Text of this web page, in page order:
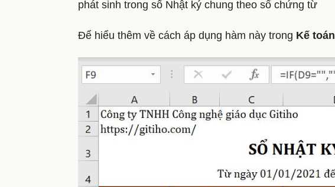
phát sinh trong sổ Nhật ký chung theo số chứng từ
Để hiểu thêm về cách áp dụng hàm này trong Kế toán